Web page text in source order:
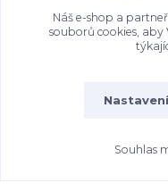
Náš e-shop a
souborů cookies,
Souhlas